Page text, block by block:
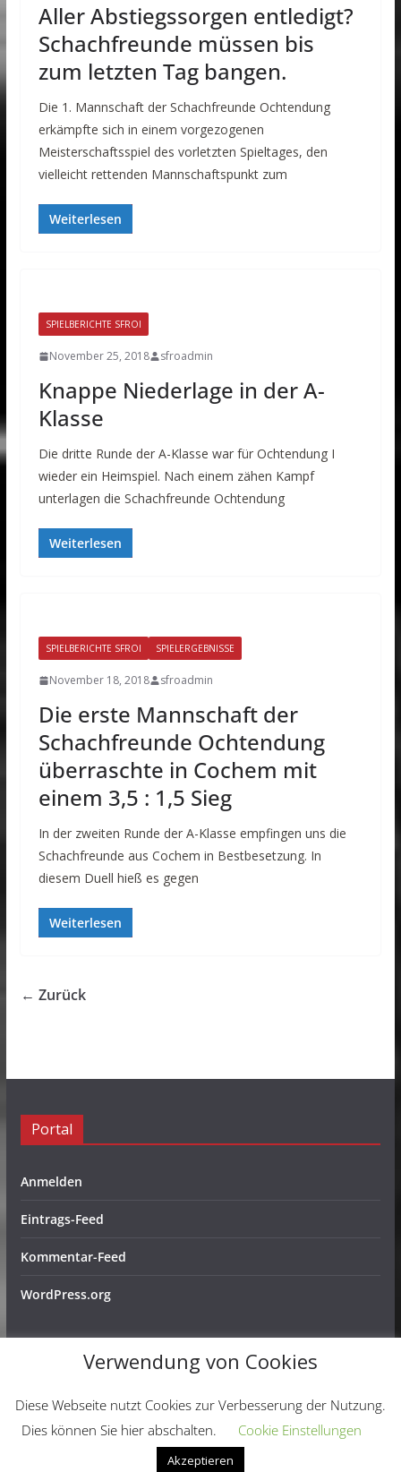
Aller Abstiegssorgen entledigt?
Schachfreunde müssen bis
zum letzten Tag bangen.
Die 1. Mannschaft der Schachfreunde Ochtendung
erkämpfte sich in einem vorgezogenen
Meisterschaftsspiel des vorletzten Spieltages, den
vielleicht rettenden Mannschaftspunkt zum
Weiterlesen
SPIELBERICHTE SFROI
November 25, 2018 sfroadmin
Knappe Niederlage in der A-
Klasse
Die dritte Runde der A-Klasse war für Ochtendung I
wieder ein Heimspiel. Nach einem zähen Kampf
unterlagen die Schachfreunde Ochtendung
Weiterlesen
SPIELBERICHTE SFROI SPIELERGEBNISSE
November 18, 2018 sfroadmin
Die erste Mannschaft der
Schachfreunde Ochtendung
überraschte in Cochem mit
einem 3,5 : 1,5 Sieg
In der zweiten Runde der A-Klasse empfingen uns die
Schachfreunde aus Cochem in Bestbesetzung. In
diesem Duell hieß es gegen
Weiterlesen
← Zurück
Portal
Anmelden
Eintrags-Feed
Kommentar-Feed
WordPress.org
Copyright © 2026Schachfreunde Ochtendung e. V.. Alle
Rechte vorbehalten.
ColorMagvon ThemeGrill. Präsentiert von
WordPress.
Verwendung von Cookies
Diese Webseite nutzt Cookies zur Verbesserung der Nutzung.
Dies können Sie hier abschalten.
Cookie Einstellungen
Akzeptieren